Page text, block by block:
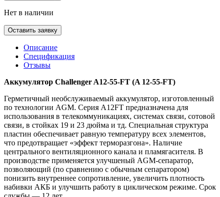
Нет в наличии
Оставить заявку
Описание
Спецификация
Отзывы
Аккумулятор Challenger A12-55-FT (A 12-55-FT)
Герметичный необслуживаемый аккумулятор, изготовленный
по технологии AGM. Серия A12FT предназначена для
использования в телекоммуникациях, системах связи, сотовой
связи, в стойках 19 и 23 дюйма и тд. Специальная структура
пластин обеспечивает равную температуру всех элементов,
что предотвращает «эффект терморазгона». Наличие
центрального вентиляционного канала и пламягасителя. В
производстве применяется улучшеный AGM-сепаратор,
позволяющий (по сравнению с обычным сепаратором)
понизить внутреннее сопротивление, увеличить плотность
набивки АКБ и улучшить работу в циклическом режиме. Срок